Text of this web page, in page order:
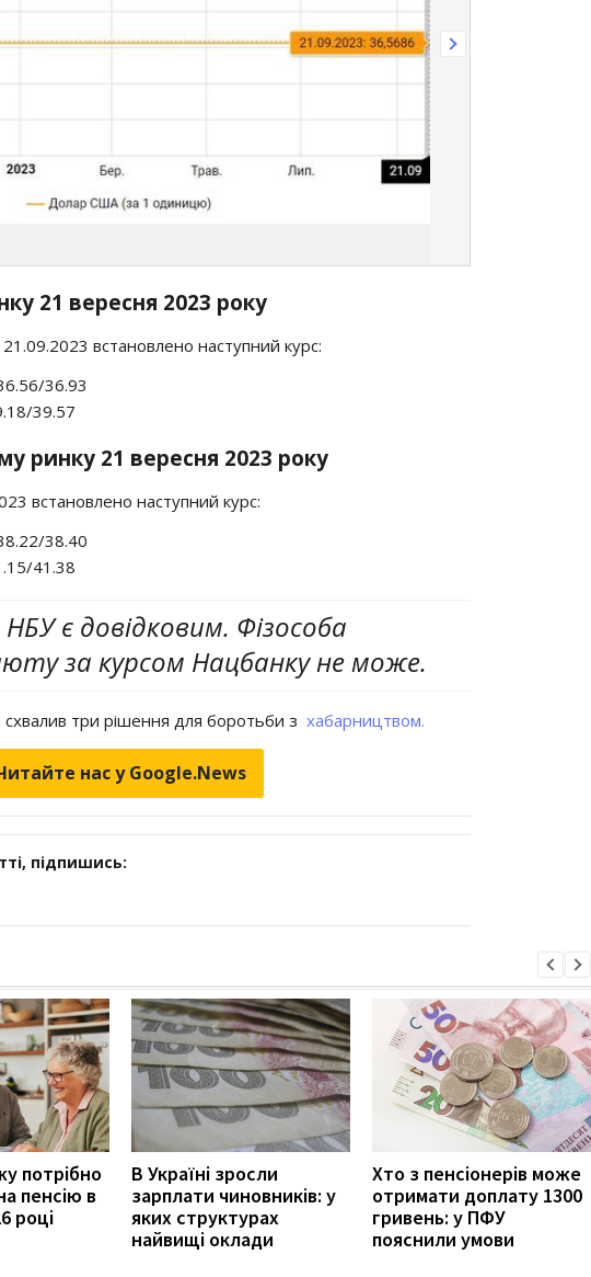
21 вересня 2023 року
встановлено наступний курс:
36.93
39.57
ринку 21 вересня 2023 року
встановлено наступний курс:
38.40
41.38
є довідковим. Фізособа
за курсом Нацбанку не може.
три рішення для боротьби з хабарництвом.
нас у Google.News
підпишись:
потрібно
пенсію в
році
В Україні зросли
зарплати чиновників: у
яких структурах
найвищі оклади
Хто з пенсіонерів може
отримати доплату 1300
гривень: у ПФУ
пояснили умови